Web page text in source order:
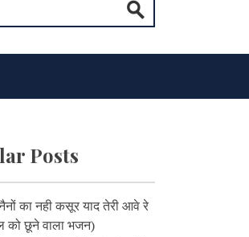
Posts
का नही कसूर याद तेरी आवे रे
को छूने वाला भजन)